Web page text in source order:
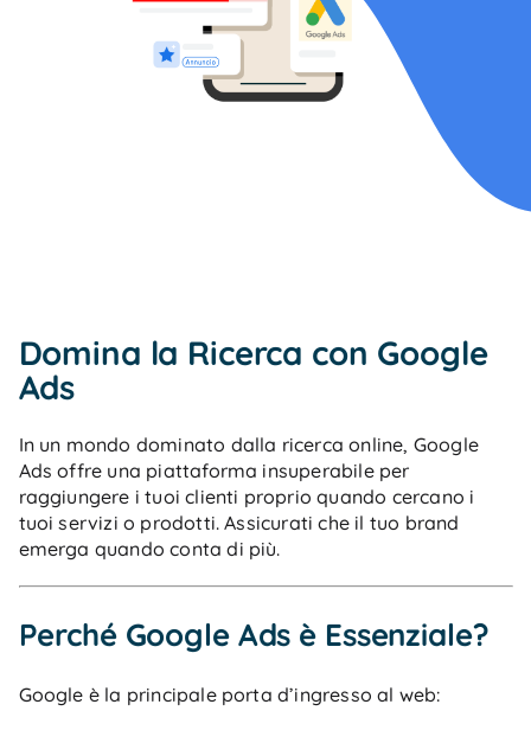
Domina la Ricerca con Google
Ads
In un mondo dominato dalla ricerca online, Google
Ads offre una piattaforma insuperabile per
raggiungere i tuoi clienti proprio quando cercano i
tuoi servizi o prodotti. Assicurati che il tuo brand
emerga quando conta di più.
Perché Google Ads è Essenziale?
Google è la principale porta d’ingresso al web: